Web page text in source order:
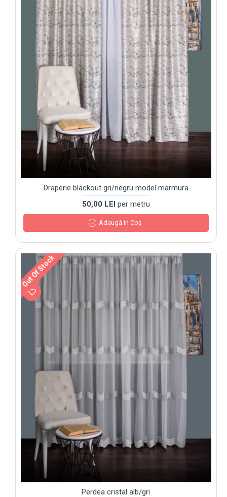
Draperie blackout gri/negru model marmura
50,00 LEI per metru
Adaugă în Coş
Out Of Stock
Perdea cristal alb/gri